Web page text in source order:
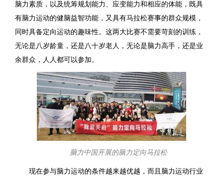
脑力素质，以及统筹规划能力、应变能力和相应的体能，既具
有脑力运动的健脑益智功能，又具有马拉松赛事的群众规模，
同时具备定向运动的趣味性。这两大比赛不需要苛刻的训练，
无论是八岁龄童，还是八十岁老人，无论是脑力高手，还是业
余群众，人人都可以参加。
脑力中国开展的脑力定向马拉松
现在参与脑力运动的条件越来越优越，而且脑力运动行业